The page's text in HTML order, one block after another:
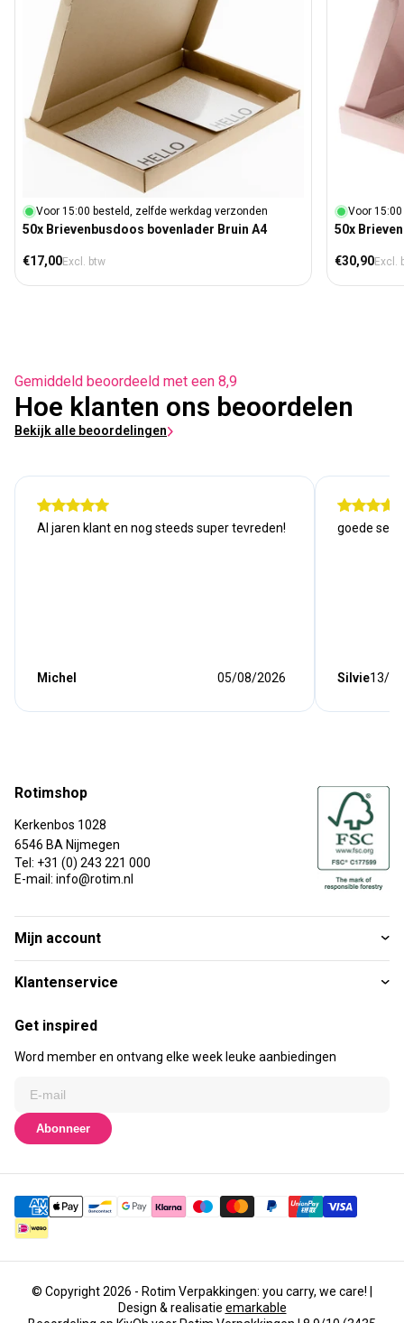
Voor 15:00 besteld, zelfde werkdag verzonden
50x Brievenbusdoos bovenlader Bruin A4
Normale prijs
€17,00Excl. btw
Voor
50x
Normale
€30,90Excl.
Gemiddeld beoordeeld met een 8,9
Hoe klanten ons beoordelen
Bekijk alle beoordelingen
Al jaren klant en nog steeds super tevreden!
Michel 05/08/2026
goede
Silvie13/
Rotimshop
Kerkenbos 1028
6546 BA Nijmegen
Tel: +31 (0) 243 221 000
E-mail: info@rotim.nl
Mijn account
Klantenservice
Get inspired
Word member en ontvang elke week leuke aanbiedingen
Abonneer
© Copyright 2026 - Rotim Verpakkingen: you carry, we care! |
Design & realisatie emarkable